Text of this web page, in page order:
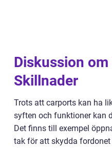
Diskussion
Skillnader
Trots att carports kan ha
syften och funktioner kan
Det finns till exempel
tak för att skydda